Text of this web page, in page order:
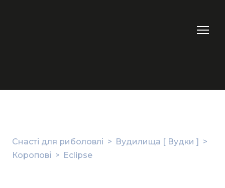
Снасті для риболовлі
Вудилища [ Вудки ]
Коропові
Eclipse